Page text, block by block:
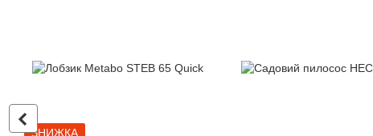
ЗНИЖКА